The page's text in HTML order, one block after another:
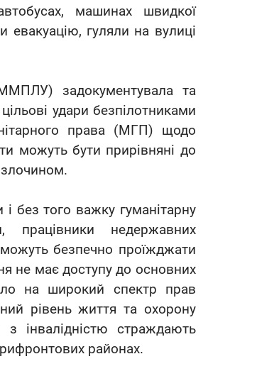
машинах швидкої
евакуацію, гуляли на вулиці
задокументувала та
удари безпілотниками
права (МГП) щодо
можуть бути прирівняні до
без того важку гуманітарну
працівники недержавних
безпечно проїжджати
не має доступу до основних
на широкий спектр прав
рівень життя та охорону
інвалідністю страждають
районах.